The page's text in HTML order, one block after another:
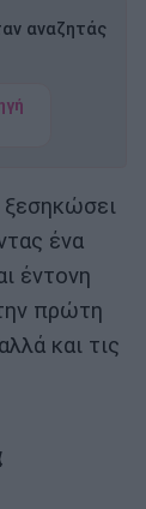
αναζητάς
ένα
έντονη
πρώτη
και τις